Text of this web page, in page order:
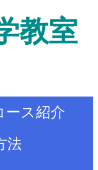
教室
ース紹介
法